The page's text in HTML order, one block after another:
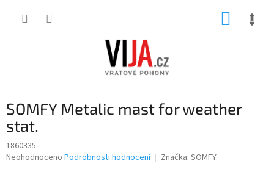
SOMFY Metalic mast for weather
stat.
1860335
Průměrné
Neohodnoceno Podrobnosti hodnocení Značka: SOMFY